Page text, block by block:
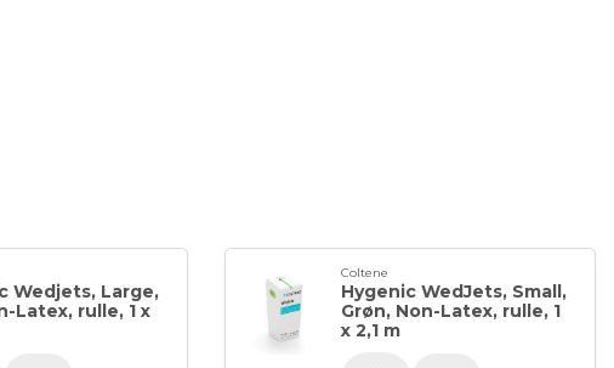
Wedjets, Large,
Latex, rulle, 1 x
Coltene
Hygenic WedJets, Small,
Grøn, Non-Latex, rulle, 1
x 2,1 m